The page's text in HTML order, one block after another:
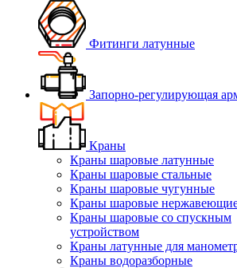
Фитинги латунные
Запорно-регулирующая
Краны
Краны шаровые латунные
Краны шаровые стальные
Краны шаровые чугунные
Краны шаровые
Краны шаровые со спускным
устройством
Краны латунные для
Краны водоразборные